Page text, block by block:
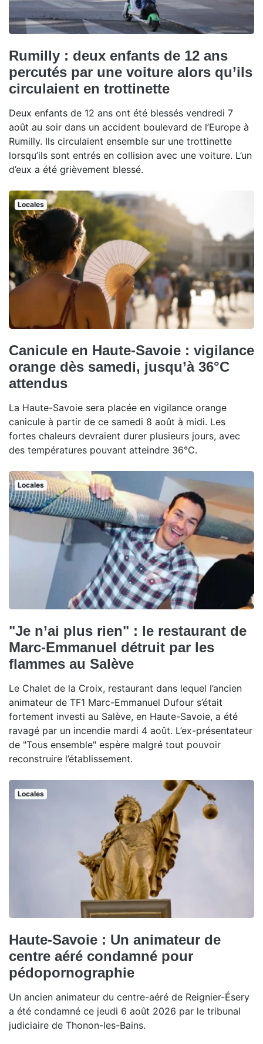
Rumilly : deux enfants de 12 ans
percutés par une voiture alors qu’ils
circulaient en trottinette
Deux enfants de 12 ans ont été blessés vendredi 7
août au soir dans un accident boulevard de l’Europe à
Rumilly. Ils circulaient ensemble sur une trottinette
lorsqu’ils sont entrés en collision avec une voiture. L’un
d’eux a été grièvement blessé.
Locales
Canicule en Haute-Savoie : vigilance
orange dès samedi, jusqu’à 36°C
attendus
La Haute-Savoie sera placée en vigilance orange
canicule à partir de ce samedi 8 août à midi. Les
fortes chaleurs devraient durer plusieurs jours, avec
des températures pouvant atteindre 36°C.
Locales
"Je n’ai plus rien" : le restaurant de
Marc-Emmanuel détruit par les
flammes au Salève
Le Chalet de la Croix, restaurant dans lequel l’ancien
animateur de TF1 Marc-Emmanuel Dufour s’était
fortement investi au Salève, en Haute-Savoie, a été
ravagé par un incendie mardi 4 août. L’ex-présentateur
de "Tous ensemble" espère malgré tout pouvoir
reconstruire l’établissement.
Locales
Haute-Savoie : Un animateur de
centre aéré condamné pour
pédopornographie
Un ancien animateur du centre-aéré de Reignier-Ésery
a été condamné ce jeudi 6 août 2026 par le tribunal
judiciaire de Thonon-les-Bains.